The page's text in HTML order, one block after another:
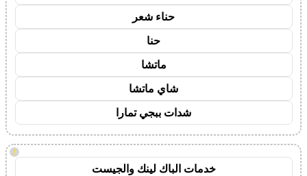
حناء شعر
حنا
ماتشا
شاي ماتشا
شدات ببجي تمارا
!
خدمات الباك لينك والجيست